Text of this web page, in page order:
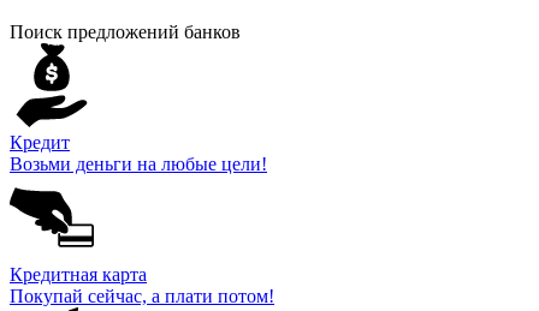
Поиск предложений банков
Кредит
Возьми деньги на любые цели!
Кредитная карта
Покупай сейчас, а плати потом!